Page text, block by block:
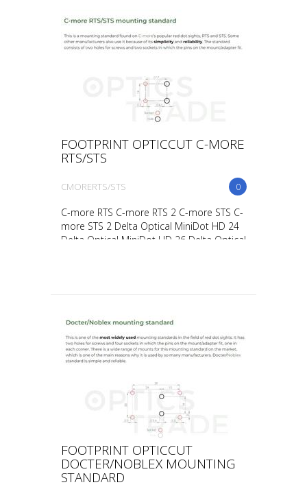
FOOTPRINT OPTICCUT C-MORE
RTS/STS
0
CMORERTS/STS
C-more RTS C-more RTS 2 C-more STS C-
more STS 2 Delta Optical MiniDot HD 24
Delta Optical MiniDot HD 26 Delta Optical
FOOTPRINT OPTICCUT
DOCTER/NOBLEX MOUNTING
STANDARD